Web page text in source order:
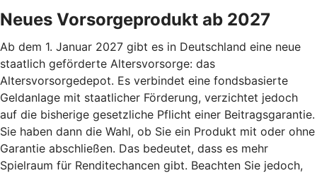
Neues Vorsorgeprodukt ab 2027
Ab dem 1. Januar 2027 gibt es in Deutschland eine neue
staatlich geförderte Altersvorsorge: das
Altersvorsorgedepot. Es verbindet eine fondsbasierte
Geldanlage mit staatlicher Förderung, verzichtet jedoch
auf die bisherige gesetzliche Pflicht einer Beitragsgarantie.
Sie haben dann die Wahl, ob Sie ein Produkt mit oder ohne
Garantie abschließen. Das bedeutet, dass es mehr
Spielraum für Renditechancen gibt. Beachten Sie jedoch,